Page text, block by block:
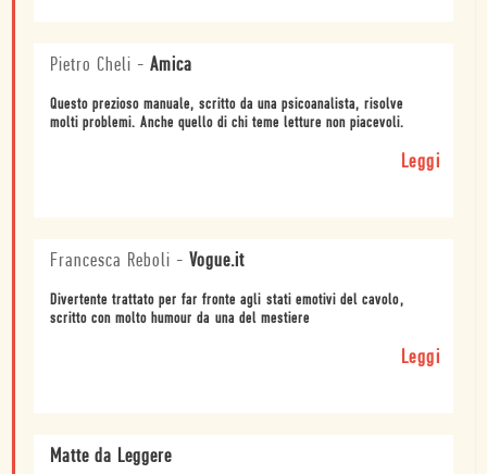
Pietro Cheli - Amica
Questo prezioso manuale, scritto da una psicoanalista, risolve
molti problemi. Anche quello di chi teme letture non piacevoli.
Leggi
Francesca Reboli - Vogue.it
Divertente trattato per far fronte agli stati emotivi del cavolo,
scritto con molto humour da una del mestiere
Leggi
Matte da Leggere